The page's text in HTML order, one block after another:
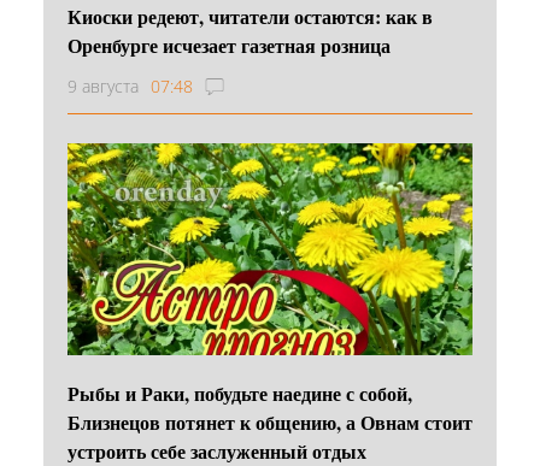
Киоски редеют, читатели остаются: как в
Оренбурге исчезает газетная розница
9 августа 07:48
Рыбы и Раки, побудьте наедине с собой,
Близнецов потянет к общению, а Овнам стоит
устроить себе заслуженный отдых